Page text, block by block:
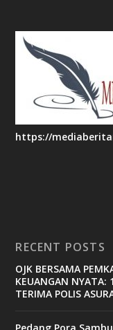
https://
RECENT POSTS
OJK BERSAMA
KEUANGAN NYATA:
TERIMA POLIS
Pedang Pora